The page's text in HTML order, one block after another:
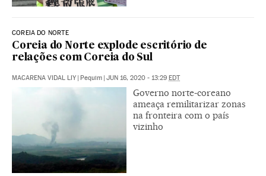
COREIA DO NORTE
Coreia do Norte explode escritório de
relações com Coreia do Sul
MACARENA VIDAL LIY | Pequim | JUN 16, 2020 - 13:29 EDT
Governo norte-coreano
ameaça remilitarizar zonas
na fronteira com o país
vizinho